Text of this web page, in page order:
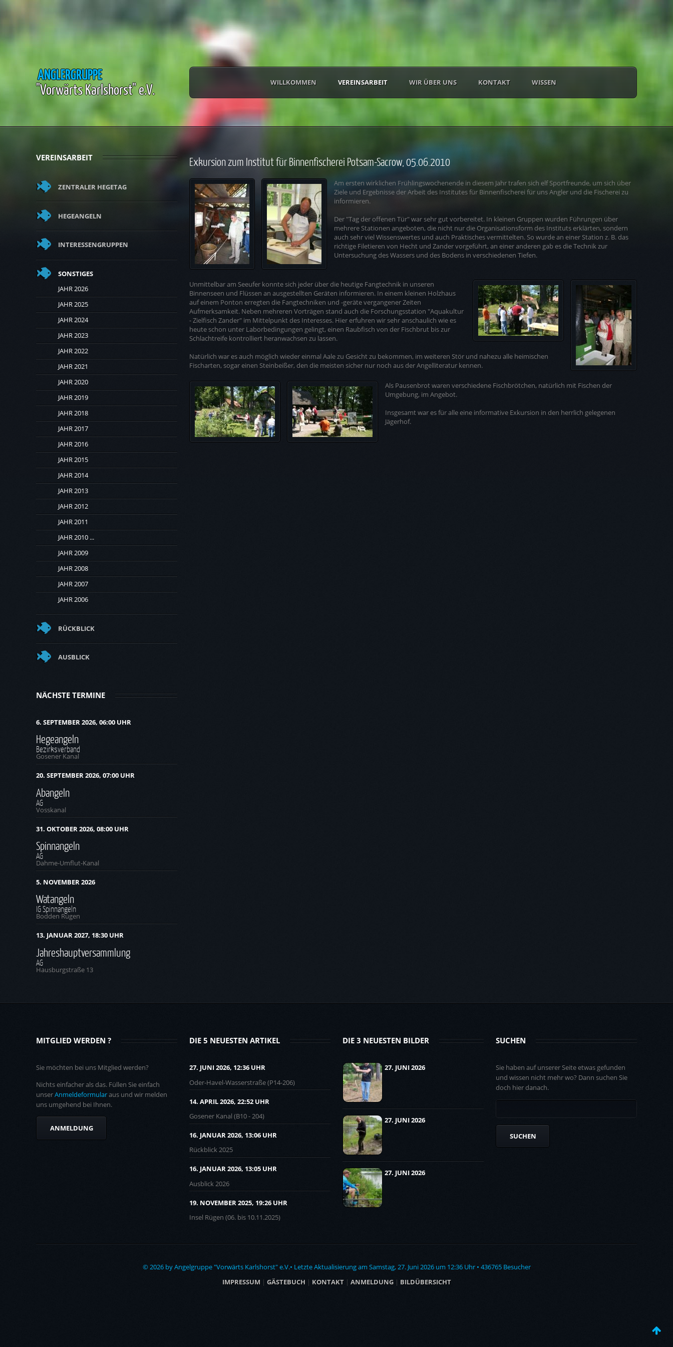
ANGLERGRUPPE
"Vorwärts Karlshorst" e.V.
WILLKOMMEN VEREINSARBEIT WIR ÜBER UNS KONTAKT WISSEN
VEREINSARBEIT
ZENTRALER HEGETAG
HEGEANGELN
INTERESSENGRUPPEN
SONSTIGES
JAHR 2026
JAHR 2025
JAHR 2024
JAHR 2023
JAHR 2022
JAHR 2021
JAHR 2020
JAHR 2019
JAHR 2018
JAHR 2017
JAHR 2016
JAHR 2015
JAHR 2014
JAHR 2013
JAHR 2012
JAHR 2011
JAHR 2010 ...
JAHR 2009
JAHR 2008
JAHR 2007
JAHR 2006
RÜCKBLICK
AUSBLICK
NÄCHSTE TERMINE
6. SEPTEMBER 2026, 06:00 UHR
Hegeangeln
Bezirksverband
Gosener Kanal
20. SEPTEMBER 2026, 07:00 UHR
Abangeln
AG
Vosskanal
31. OKTOBER 2026, 08:00 UHR
Spinnangeln
AG
Dahme-Umflut-Kanal
5. NOVEMBER 2026
Watangeln
IG Spinnangeln
Bodden Rügen
13. JANUAR 2027, 18:30 UHR
Jahreshauptversammlung
AG
Hausburgstraße 13
Exkursion zum Institut für Binnenfischerei Potsam-Sacrow, 05.06.2010
Am ersten wirklichen Frühlingswochenende in diesem Jahr trafen sich elf Sportfreunde, um sich über
Ziele und Ergebnisse der Arbeit des Institutes für Binnenfischerei für uns Angler und die Fischerei zu
informieren.
Der "Tag der offenen Tür" war sehr gut vorbereitet. In kleinen Gruppen wurden Führungen über
mehrere Stationen angeboten, die nicht nur die Organisationsform des Instituts erklärten, sondern
auch sehr viel Wissenswertes und auch Praktisches vermittelten. So wurde an einer Station z. B. das
richtige Filetieren von Hecht und Zander vorgeführt, an einer anderen gab es die Technik zur
Untersuchung des Wassers und des Bodens in verschiedenen Tiefen.
Unmittelbar am Seeufer konnte sich jeder über die heutige Fangtechnik in unseren
Binnenseen und Flüssen an ausgestellten Geräten informieren. In einem kleinen Holzhaus
auf einem Ponton erregten die Fangtechniken und -geräte vergangener Zeiten
Aufmerksamkeit. Neben mehreren Vorträgen stand auch die Forschungsstation "Aquakultur
- Zielfisch Zander" im Mittelpunkt des Interesses. Hier erfuhren wir sehr anschaulich wie es
heute schon unter Laborbedingungen gelingt, einen Raubfisch von der Fischbrut bis zur
Schlachtreife kontrolliert heranwachsen zu lassen.
Natürlich war es auch möglich wieder einmal Aale zu Gesicht zu bekommen, im weiteren Stör und nahezu alle heimischen
Fischarten, sogar einen Steinbeißer, den die meisten sicher nur noch aus der Angelliteratur kennen.
Als Pausenbrot waren verschiedene Fischbrötchen, natürlich mit Fischen der
Umgebung, im Angebot.
Insgesamt war es für alle eine informative Exkursion in den herrlich gelegenen
Jägerhof.
MITGLIED WERDEN ?
Sie möchten bei uns Mitglied werden?
Nichts einfacher als das. Füllen Sie einfach
unserAnmeldeformularaus und wir melden
uns umgehend bei Ihnen.
ANMELDUNG
DIE 5 NEUESTEN ARTIKEL
27. JUNI 2026, 12:36 UHR
Oder-Havel-Wasserstraße (P14-206)
14. APRIL 2026, 22:52 UHR
Gosener Kanal (B10 - 204)
16. JANUAR 2026, 13:06 UHR
Rückblick 2025
16. JANUAR 2026, 13:05 UHR
Ausblick 2026
19. NOVEMBER 2025, 19:26 UHR
Insel Rügen (06. bis 10.11.2025)
DIE 3 NEUESTEN BILDER
27. JUNI 2026
27. JUNI 2026
27. JUNI 2026
SUCHEN
Sie haben auf unserer Seite etwas gefunden
und wissen nicht mehr wo? Dann suchen Sie
doch hier danach.
© 2026 by Angelgruppe "Vorwärts Karlshorst" e.V.• Letzte Aktualisierung am Samstag, 27. Juni 2026 um 12:36 Uhr • 436765 Besucher
IMPRESSUM | GÄSTEBUCH | KONTAKT| ANMELDUNG| BILDÜBERSICHT